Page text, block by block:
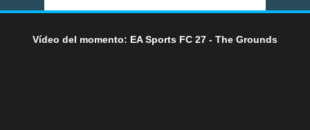
Vídeo del momento: EA Sports FC 27 - The Grounds